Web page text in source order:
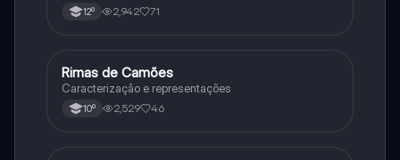
12º 2,942 71
Português
Rimas de Camões
Caracterização e representações
10º 2,529 46